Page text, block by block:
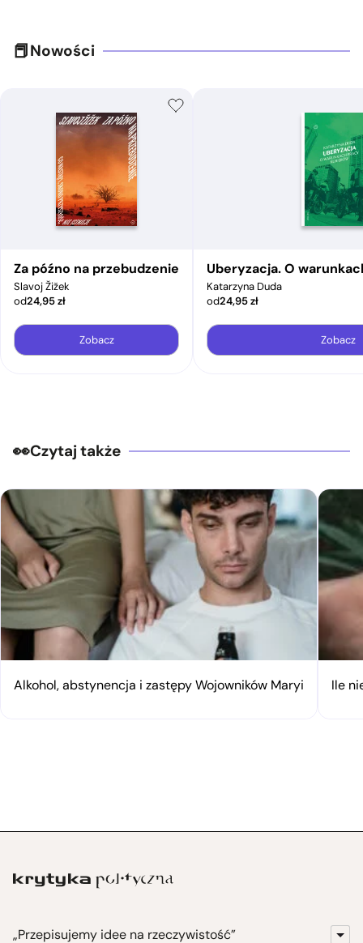
Nowości
Za późno na przebudzenie
Slavoj Žižek
od24,95zł
Zobacz
Uberyzacja. O
Katarzyna Duda
od24,95zł
Zobacz
Czytaj także
Alkohol, abstynencja i zastępy Wojowników Maryi Ile
„Przepisujemy idee na rzeczywistość”